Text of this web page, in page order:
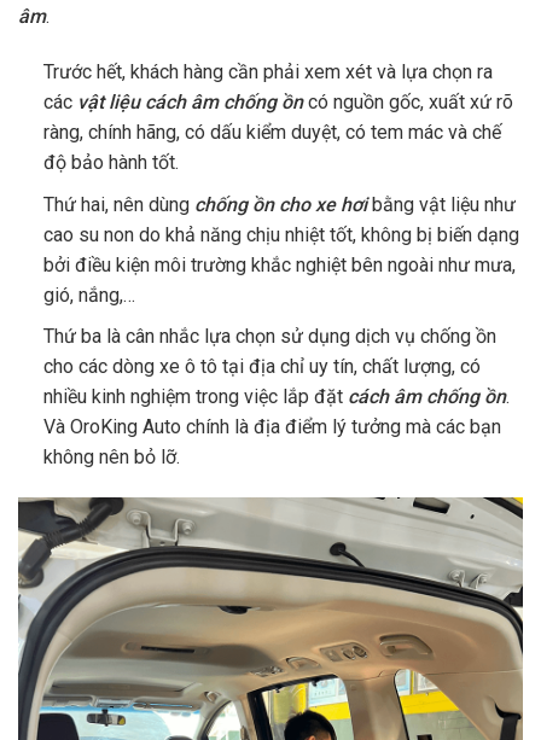
âm.
Trước hết, khách hàng cần phải xem xét và lựa chọn ra
các vật liệu cách âm chống ồncó nguồn gốc, xuất xứ rõ
ràng, chính hãng, có dấu kiểm duyệt, có tem mác và chế
độ bảo hành tốt.
Thứ hai, nên dùng chống ồn cho xe hơibằng vật liệu như
cao su non do khả năng chịu nhiệt tốt, không bị biến dạng
bởi điều kiện môi trường khắc nghiệt bên ngoài như mưa,
gió, nắng,…
Thứ ba là cân nhắc lựa chọn sử dụng dịch vụ chống ồn
cho các dòng xe ô tô tại địa chỉ uy tín, chất lượng, có
nhiều kinh nghiệm trong việc lắp đặt cách âm chống ồn.
Và OroKing Auto chính là địa điểm lý tưởng mà các bạn
không nên bỏ lỡ.